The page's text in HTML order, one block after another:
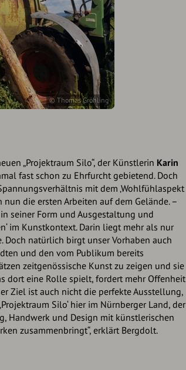
© Thomas Gröhling
„Projektraum Silo“, der Künstlerin Karin
fast schon zu Ehrfurcht gebietend. Doch
mit dem ‚Wohlfühlaspekt
nun die ersten Arbeiten auf dem Gelände. –
seiner Form und Ausgestaltung und
im Kunstkontext. Darin liegt mehr als nur
Doch natürlich birgt unser Vorhaben auch
und den vom Publikum bereits
zeitgenössische Kunst zu zeigen und sie
dort eine Rolle spielt, fordert mehr Offenheit
Ziel ist auch nicht die perfekte Ausstellung,
Silo‘ hier im Nürnberger Land, der
Handwerk und Design mit künstlerischen
zusammenbringt“, erklärt Bergdolt.